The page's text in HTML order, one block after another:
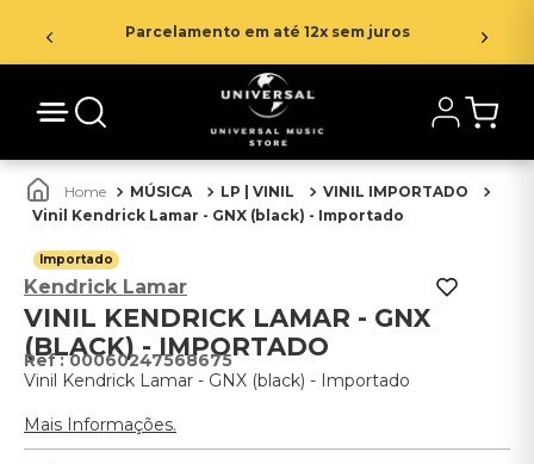
Parcelamento em até 12x sem juros
MÚSICA LP | VINIL
VINIL IMPORTADO
Vinil Kendrick Lamar - GNX (black) - Importado
Importado
Kendrick Lamar
VINIL KENDRICK LAMAR - GNX
(BLACK) - IMPORTADO
:00060247568675
Vinil Kendrick Lamar - GNX (black) - Importado
Mais Informações.